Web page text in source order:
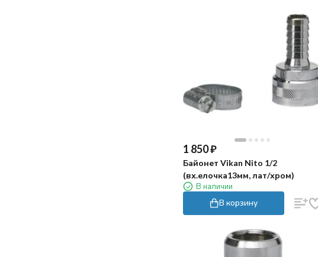
1 850₽
Байонет Vikan Nito 1/2
(вх.елочка13мм, лат/хром)
В наличии
В корзину